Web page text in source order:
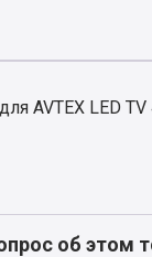
AVTEX LED
об этом